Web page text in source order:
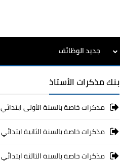
جديد الوظائف
بنك مذكرات الأستاذ
مذكرات خاصة بالسنة الأولى ابتدائي
مذكرات خاصة بالسنة الثانية ابتدائي
مذكرات خاصة بالسنة الثالثة ابتدائي